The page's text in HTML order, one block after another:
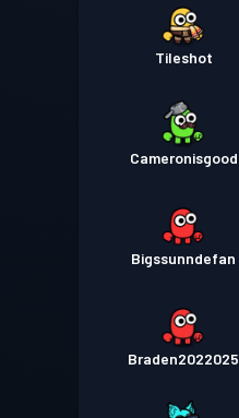
Tileshot
Cameronisgood
Bigssunndefan
Braden2022025